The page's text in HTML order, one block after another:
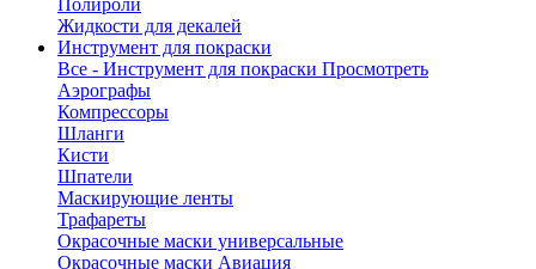
Полироли
Жидкости для декалей
Инструмент для покраски
Все - Инструмент для покраски Просмотреть
Аэрографы
Компрессоры
Шланги
Кисти
Шпатели
Маскирующие ленты
Трафареты
Окрасочные маски универсальные
Окрасочные маски Авиация